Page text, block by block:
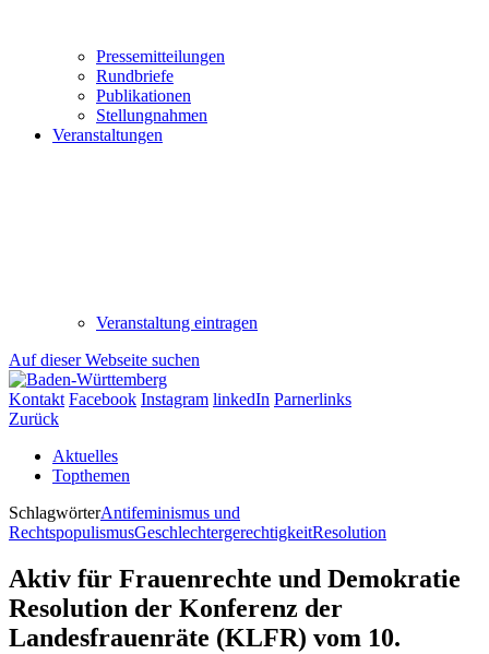
Pressemitteilungen
Rundbriefe
Publikationen
Stellungnahmen
Veranstaltungen
Veranstaltung eintragen
Auf dieser Webseite suchen
Kontakt Facebook Instagram linkedIn Parnerlinks
Zurück
Aktuelles
Topthemen
SchlagwörterAntifeminismus und
RechtspopulismusGeschlechtergerechtigkeitResolution
Aktiv für Frauenrechte und Demokratie
Resolution der Konferenz der
Landesfrauenräte (KLFR) vom 10.